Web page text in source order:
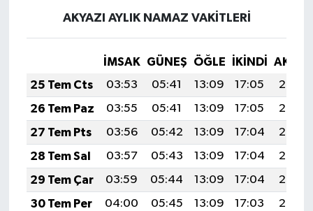
AKYAZI AYLIK NAMAZ VAKITLERI
İMSAK GÜNEŞ ÖĞLE İKINDI
25 Tem Cts
03:53 05:41 13:09 17:05
20:28
26 Tem Paz
03:55 05:41 13:09 17:05
20:27
27 Tem Pts
03:56 05:42 13:09 17:04
20:26
28 Tem Sal
03:57 05:43 13:09 17:04
20:25
29 Tem Çar
03:59 05:44 13:09 17:04
20:24
30 Tem Per
04:00 05:45 13:09 17:03
20:23